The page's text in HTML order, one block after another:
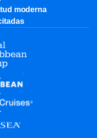
moderna